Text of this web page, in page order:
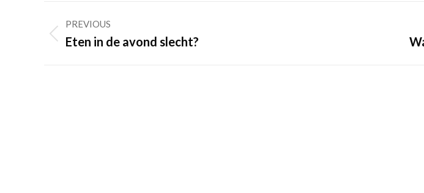
navigation
PREVIOUS
Previous
Eten in de avond slecht?